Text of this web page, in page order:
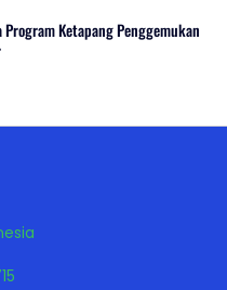
Ketapang Penggemukan